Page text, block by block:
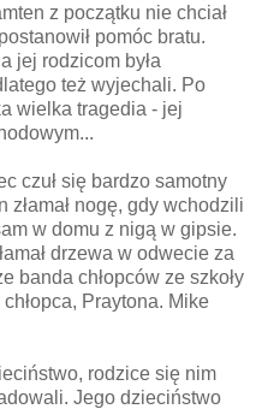
z początku nie chciał
pomóc bratu.
jej rodzicom była
też wyjechali. Po
wielka tragedia - jej
czuł się bardzo samotny
nogę, gdy wchodzili
w domu z nigą w gipsie.
drzewa w odwecie za
banda chłopców ze szkoły
Praytona. Mike
rodzice się nim
Jego dzieciństwo